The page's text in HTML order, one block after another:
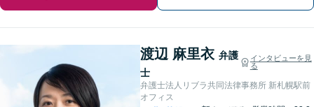
渡辺 麻里衣 弁護
士
インタビューを見
る
弁護士法人リブラ共同法律事務所 新札幌駅前
オフィス